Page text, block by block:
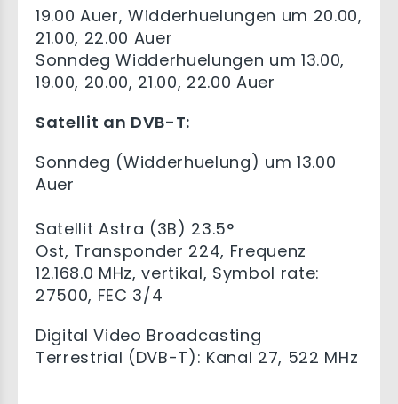
19.00 Auer, Widderhuelungen um 20.00,
21.00, 22.00 Auer
Sonndeg Widderhuelungen um 13.00,
19.00, 20.00, 21.00, 22.00 Auer
Satellit an DVB-T:
Sonndeg (Widderhuelung) um 13.00
Auer
Satellit Astra (3B) 23.5°
Ost, Transponder 224, Frequenz
12.168.0 MHz, vertikal, Symbol rate:
27500, FEC 3/4
Digital Video Broadcasting
Terrestrial (DVB-T): Kanal 27, 522 MHz